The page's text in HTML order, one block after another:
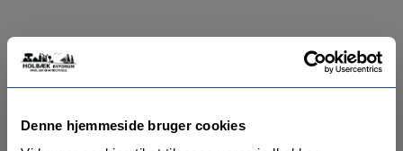
Denne hjemmeside bruger cookies